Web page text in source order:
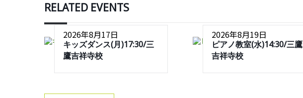
RELATED EVENTS
2026年8月17日
キッズダンス(月)17:30/三
鷹吉祥寺校
2026年8月19日
ピアノ教室(水)14:30/三鷹
吉祥寺校